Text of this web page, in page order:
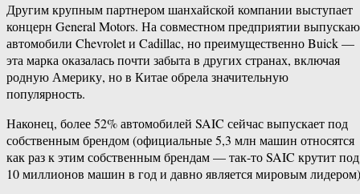
Другим крупным партнером шанхайской компании выступает
концерн General Motors. На совместном предприятии
автомобили Chevrolet и Cadillac, но преимущественно Buick —
эта марка оказалась почти забыта в других странах, включая
родную Америку, но в Китае обрела значительную
популярность.
Наконец, более 52% автомобилей SAIC сейчас выпускает под
собственным брендом (официальные 5,3 млн машин относятся
как раз к этим собственным брендам — так-то SAIC крутит под
10 миллионов машин в год и давно является мировым